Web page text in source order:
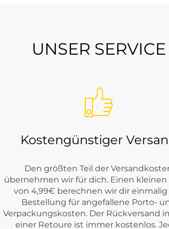
Alltagsorientierung. Je nach Saison
du Street One sportlich, feminin, gepflegt
UNSER SERVICE
Kostengünstiger
Den größten Teil der
übernehmen wir für dich. Einen kleinen
von 4,99€ berechnen wir dir einmalig
Bestellung für angefallene Porto-
Verpackungskosten. Der Rückversand
einer Retoure ist immer kostenlos.